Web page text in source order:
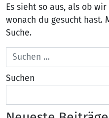
Es sieht so aus, als ob
wonach du gesucht hast.
Suche.
Suche nach:
Suchen